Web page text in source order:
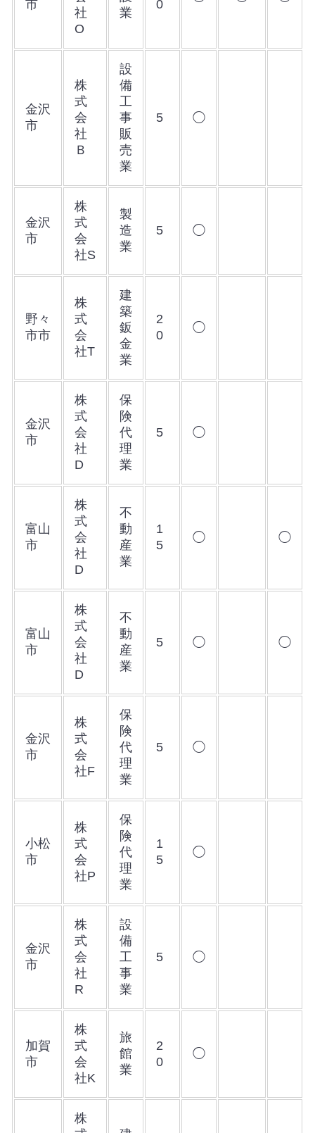
市
社
O
業
0
金沢
市
株
式
会
社
Ｂ
設
備
工
事
販
売
業
5 ◯
金沢
市
株
式
会
社S
製
造
業
5 ◯
野々
市市
株
式
会
社T
建
築
鈑
金
業
2
0
◯
金沢
市
株
式
会
社
D
保
険
代
理
業
5 ◯
富山
市
株
式
会
社
D
不
動
産
業
1
5
◯ ◯
富山
市
株
式
会
社
D
不
動
産
業
5 ◯ ◯
金沢
市
株
式
会
社F
保
険
代
理
業
5 ◯
小松
市
株
式
会
社P
保
険
代
理
業
1
5
◯
金沢
市
株
式
会
社
R
設
備
工
事
業
5 ◯
加賀
市
株
式
会
社K
旅
館
業
2
0
◯
株